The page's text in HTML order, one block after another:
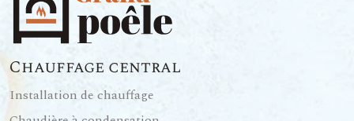
Chauffage central
Installation de chauffage